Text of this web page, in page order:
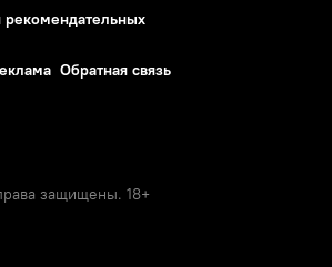
Обратная связь
защищены. 18+